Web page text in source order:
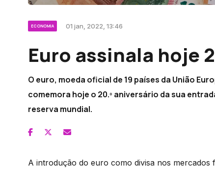
ECONOMIA 01 jan, 2022, 13:46
Euro assinala hoje
O euro, moeda oficial de 19 países da União
comemora hoje o 20.º aniversário da sua
reserva mundial.
A introdução do euro como divisa nos mercados